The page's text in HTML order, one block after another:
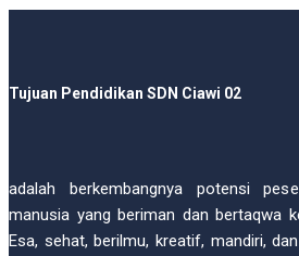
Tujuan Pendidikan SDN Ciawi 02
adalah berkembangnya potensi
manusia yang beriman dan bertaqwa
Esa, sehat, berilmu, kreatif, mandiri,